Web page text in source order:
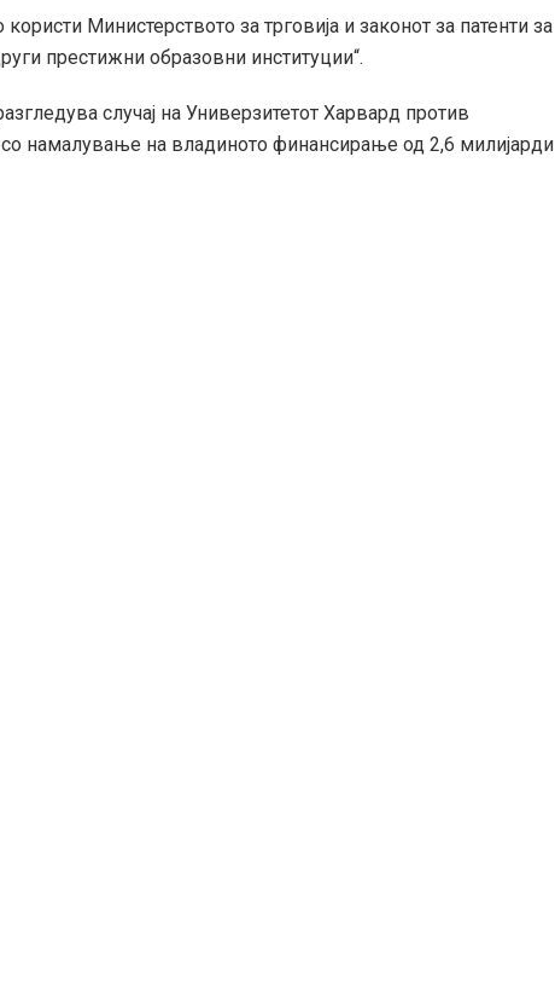
Министерството за трговија и законот за патенти за
престижни образовни институции“.
случај на Универзитетот Харвард против
намалување на владиното финансирање од 2,6 милијарди